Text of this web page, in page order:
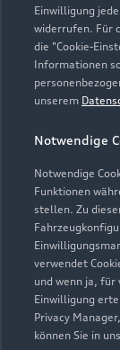
Einwilligung
widerrufen. Für
die "Cookie-
Informationen
unserem
Notwendige
Notwendige
Funktionen
stellen. Zu
verwendet
und wenn ja, für
Einwilligung
Privacy
können Sie in
Servicepartner